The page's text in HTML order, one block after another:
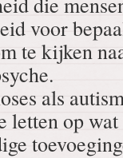
voor
te kijken
als
letten op